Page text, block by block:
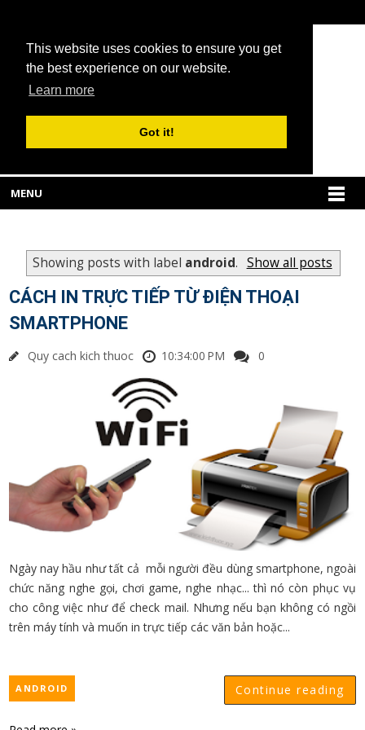
This website uses cookies to ensure you get
the best experience on our website.
Learn more
Got it!
MENU
Showing posts with label android. Show all posts
CÁCH IN TRỰC TIẾP TỪ ĐIỆN THOẠI
SMARTPHONE
Quy cach kich thuoc 10:34:00 PM 0
Ngày nay hầu như tất cả mỗi người đều dùng smartphone, ngoài
chức năng nghe gọi, chơi game, nghe nhạc... thì nó còn phục vụ
cho công việc như để check mail. Nhưng nếu bạn không có ngồi
trên máy tính và muốn in trực tiếp các văn bản hoặc...
Continue reading
ANDROID